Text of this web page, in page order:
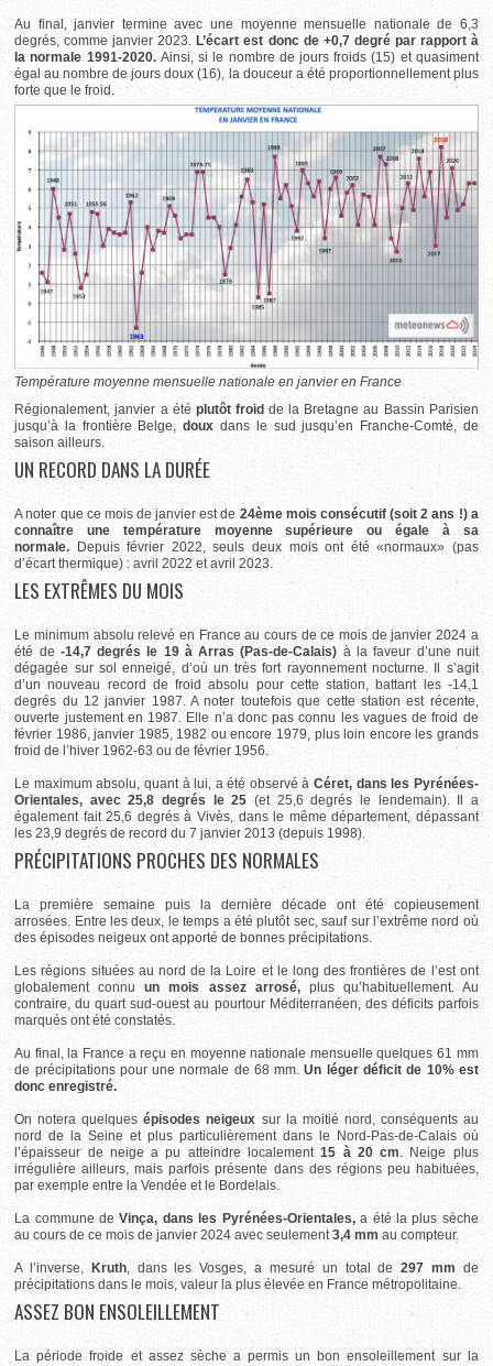
Au final, janvier termine avec une moyenne mensuelle nationale de 6,3
degrés, comme janvier 2023. L’écart est donc de +0,7 degré par rapport à
la normale 1991-2020. Ainsi, si le nombre de jours froids (15) et quasiment
égal au nombre de jours doux (16), la douceur a été proportionnellement plus
forte que le froid.
Température moyenne mensuelle nationale en janvier en France
Régionalement, janvier a été plutôt froid de la Bretagne au Bassin Parisien
jusqu’à la frontière Belge,
doux dans le sud jusqu’en Franche-Comté, de
saison ailleurs.
UN RECORD DANS LA DURÉE
A noter que ce mois de janvier est de 24ème mois consécutif (soit 2 ans !) a
connaître une température moyenne supérieure ou égale à sa
normale. Depuis février 2022, seuls deux mois ont été «normaux» (pas
d’écart thermique) : avril 2022 et avril 2023.
LES EXTRÊMES DU MOIS
Le minimum absolu relevé en France au cours de ce mois de janvier 2024 a
été de -14,7 degrés le 19 à Arras (Pas-de-Calais) à la faveur d’une nuit
dégagée sur sol enneigé, d’où un très fort rayonnement nocturne. Il s’agit
d’un nouveau record de froid absolu pour cette station, battant les -14,1
degrés du 12 janvier 1987. A noter toutefois que cette station est récente,
ouverte justement en 1987. Elle n’a donc pas connu les vagues de froid de
février 1986, janvier 1985, 1982 ou encore 1979, plus loin encore les grands
froid de l’hiver 1962-63 ou de février 1956.
Le maximum absolu, quant à lui, a été observé à Céret, dans les Pyrénées-
Orientales, avec 25,8 degrés le 25 (et 25,6 degrés le lendemain). Il a
également fait 25,6 degrés à Vivès, dans le même département, dépassant
les 23,9 degrés de record du 7 janvier 2013 (depuis 1998).
PRÉCIPITATIONS PROCHES DES NORMALES
La première semaine puis la dernière décade ont été copieusement
arrosées. Entre les deux, le temps a été plutôt sec, sauf sur l’extrême nord où
des épisodes neigeux ont apporté de bonnes précipitations.
Les régions situées au nord de la Loire et le long des frontières de l’est ont
globalement connu
un mois assez arrosé,
plus qu’habituellement. Au
contraire, du quart sud-ouest au pourtour Méditerranéen, des déficits parfois
marqués ont été constatés.
Au final, la France a reçu en moyenne nationale mensuelle quelques 61 mm
de précipitations pour une normale de 68 mm. Un léger déficit de 10% est
donc enregistré.
On notera quelques épisodes neigeux sur la moitié nord, conséquents au
nord de la Seine et plus particulièrement dans le Nord-Pas-de-Calais où
l’épaisseur de neige a pu atteindre localement 15 à 20 cm. Neige plus
irrégulière ailleurs, mais parfois présente dans des régions peu habituées,
par exemple entre la Vendée et le Bordelais.
La commune de Vinça, dans les Pyrénées-Orientales, a été la plus sèche
au cours de ce mois de janvier 2024 avec seulement 3,4 mm au compteur.
A l’inverse, Kruth, dans les Vosges, a mesuré un total de 297 mm de
précipitations dans le mois, valeur la plus élevée en France métropolitaine.
ASSEZ BON ENSOLEILLEMENT
La période froide et assez sèche a permis un bon ensoleillement sur la